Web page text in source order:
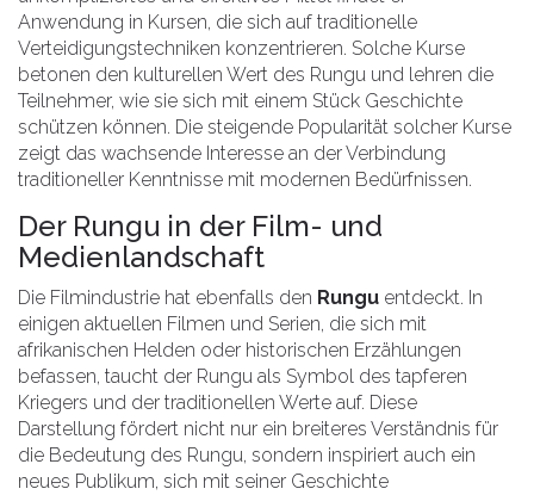
Anwendung in Kursen, die sich auf traditionelle
Verteidigungstechniken konzentrieren. Solche Kurse
betonen den kulturellen Wert des Rungu und lehren die
Teilnehmer, wie sie sich mit einem Stück Geschichte
schützen können. Die steigende Popularität solcher Kurse
zeigt das wachsende Interesse an der Verbindung
traditioneller Kenntnisse mit modernen Bedürfnissen.
Der Rungu in der Film- und
Medienlandschaft
Die Filmindustrie hat ebenfalls den Rungu entdeckt. In
einigen aktuellen Filmen und Serien, die sich mit
afrikanischen Helden oder historischen Erzählungen
befassen, taucht der Rungu als Symbol des tapferen
Kriegers und der traditionellen Werte auf. Diese
Darstellung fördert nicht nur ein breiteres Verständnis für
die Bedeutung des Rungu, sondern inspiriert auch ein
neues Publikum, sich mit seiner Geschichte